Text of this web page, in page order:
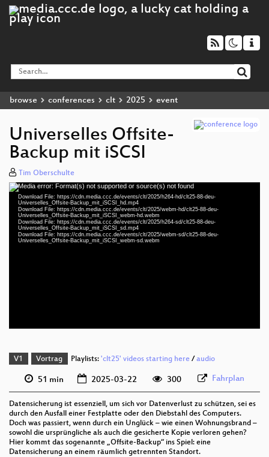
browse conferences clt 2025 event
Universelles Offsite-
Backup mit iSCSI
Tim Oberschulte
Video
Player
Media error: Format(s) not supported or source(s) not found
Download File: https://cdn.media.ccc.de/events/clt/2025/h264-hd/clt25-88-deu-
Universelles_Offsite-Backup_mit_iSCSI_hd.mp4
Download File: https://cdn.media.ccc.de/events/clt/2025/webm-hd/clt25-88-deu-
Universelles_Offsite-Backup_mit_iSCSI_webm-hd.webm
Download File: https://cdn.media.ccc.de/events/clt/2025/h264-sd/clt25-88-deu-
Universelles_Offsite-Backup_mit_iSCSI_sd.mp4
Download File: https://cdn.media.ccc.de/events/clt/2025/webm-sd/clt25-88-deu-
Universelles_Offsite-Backup_mit_iSCSI_webm-sd.webm
V1 Vortrag Playlists: 'clt25' videos starting here/ audio
51 min 2025-03-22 300 Fahrplan
Datensicherung ist essenziell, um sich vor Datenverlust zu schützen, sei es
durch den Ausfall einer Festplatte oder den Diebstahl des Computers.
Doch was passiert, wenn durch ein Unglück – wie einen Wohnungsbrand –
sowohl die ursprüngliche als auch die gesicherte Kopie verloren gehen?
Hier kommt das sogenannte „Offsite-Backup“ ins Spiel: eine
Datensicherung an einem räumlich getrennten Standort.